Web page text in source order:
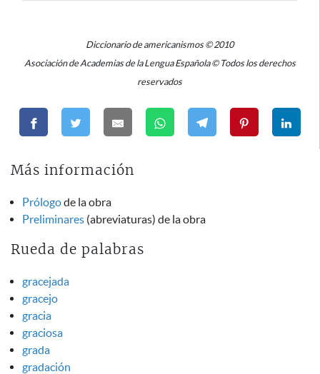
Diccionario de americanismos © 2010
Asociación de Academias de la Lengua Española © Todos los derechos
reservados
Más información
Prólogode la obra
Preliminares (abreviaturas) de la obra
Rueda de palabras
gracejada
gracejo
gracia
graciosa
grada
gradación